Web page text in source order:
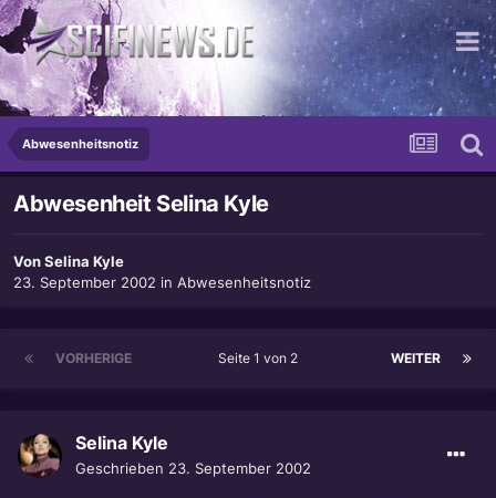
...die schrecklichste Potenz von Gut
Abwesenheitsnotiz
Abwesenheit Selina Kyle
VonSelina Kyle
23. September 2002 in Abwesenheitsnotiz
VORHERIGE WEITER
Seite 1 von 2
Selina Kyle
Geschrieben 23. September 2002